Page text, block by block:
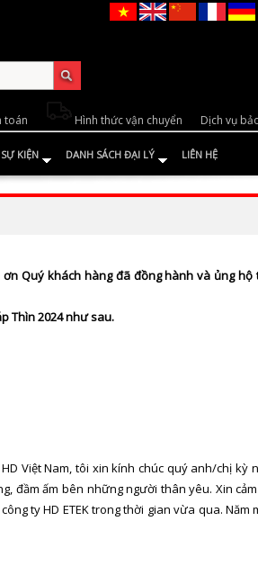
toán Hình thức vận chuyển Dịch vụ
KIỆN DANH SÁCH ĐẠI LÝ LIÊN HỆ
ơn Quý khách hàng đã đồng hành và ủng
Thìn 2024 như sau.
Việt Nam, tôi xin kính chúc quý anh/chị kỳ
đầm ấm bên những người thân yêu. Xin
ty HD ETEK trong thời gian vừa qua. Năm